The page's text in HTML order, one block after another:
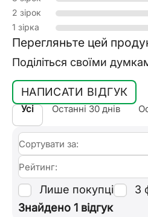
2 зірок
1 зірка
Перегляньте цей
Поділіться своїми
НАПИСАТИ ВІДГУК
Усі Останні 30 днів
Сортувати за:
Рейтинг:
Лише покупці
З
Знайдено 1 відгук